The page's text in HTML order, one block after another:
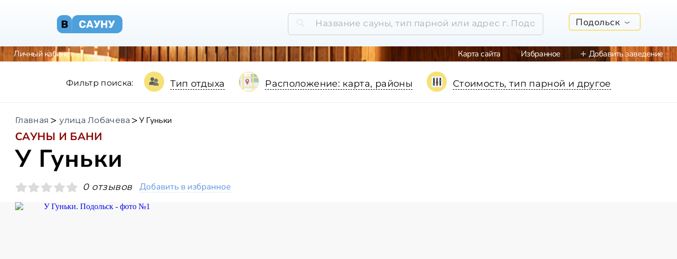
Подольск
Личный кабинет Карта сайта Избранное Добавить заведение
Фильтр поиска: Тип отдыха Расположение: карта, районы Стоимость, тип парной и другое
Главная улица Лобачева У Гуньки
САУНЫ И БАНИ
У Гуньки
0 отзывов Добавить в избранное